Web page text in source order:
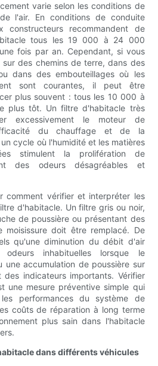
varie selon les conditions de
l'air. En conditions de conduite
constructeurs recommandent de
tous les 19 000 à 24 000
fois par an. Cependant, si vous
des chemins de terre, dans des
dans des embouteillages où les
sont courantes, il peut être
plus souvent : tous les 10 000 à
plus tôt. Un filtre d'habitacle très
excessivement le moteur de
du chauffage et de la
cycle où l'humidité et les matières
stimulent la prolifération de
des odeurs désagréables et
comment vérifier et interpréter les
d'habitacle. Un filtre gris ou noir,
de poussière ou présentant des
moisissure doit être remplacé. De
qu'une diminution du débit d'air
inhabituelles lorsque le
une accumulation de poussière sur
indicateurs importants. Vérifier
une mesure préventive simple qui
performances du système de
coûts de réparation à long terme
plus sain dans l'habitacle
dans différents véhicules